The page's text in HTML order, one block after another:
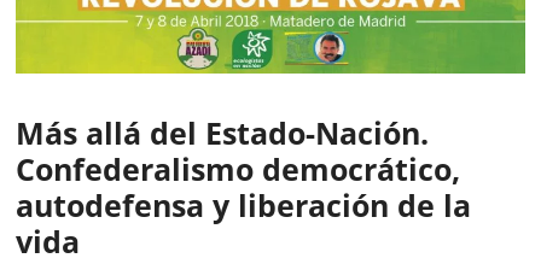
Más allá del Estado-Nación.
Confederalismo democrático,
autodefensa y liberación de la
vida